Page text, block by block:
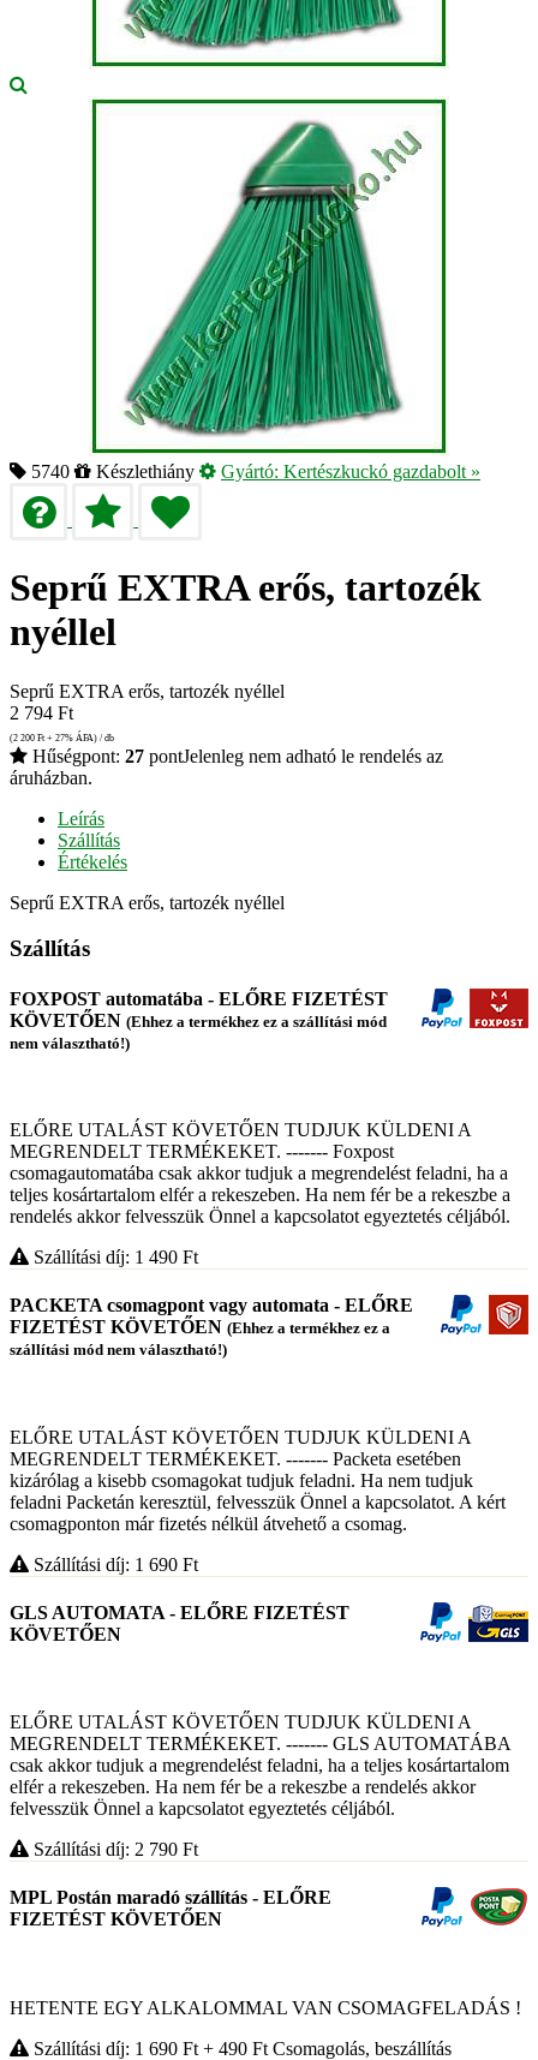
5740 Készlethiány Gyártó: Kertészkuckó gazdabolt »
Seprű EXTRA erős, tartozék
nyéllel
Seprű EXTRA erős, tartozék nyéllel
2 794 Ft
(2 200 Ft + 27% ÁFA) / db
Hűségpont: 27 pontJelenleg nem adható le rendelés az
áruházban.
Leírás
Szállítás
Értékelés
Seprű EXTRA erős, tartozék nyéllel
Szállítás
FOXPOST automatába - ELŐRE FIZETÉST
KÖVETŐEN (Ehhez a termékhez ez a szállítási mód
nem választható!)
ELŐRE UTALÁST KÖVETŐEN TUDJUK KÜLDENI A
MEGRENDELT TERMÉKEKET. ------- Foxpost
csomagautomatába csak akkor tudjuk a megrendelést feladni, ha a
teljes kosártartalom elfér a rekeszeben. Ha nem fér be a rekeszbe a
rendelés akkor felvesszük Önnel a kapcsolatot egyeztetés céljából.
Szállítási díj: 1 490 Ft
PACKETA csomagpont vagy automata - ELŐRE
FIZETÉST KÖVETŐEN (Ehhez a termékhez ez a
szállítási mód nem választható!)
ELŐRE UTALÁST KÖVETŐEN TUDJUK KÜLDENI A
MEGRENDELT TERMÉKEKET. ------- Packeta esetében
kizárólag a kisebb csomagokat tudjuk feladni. Ha nem tudjuk
feladni Packetán keresztül, felvesszük Önnel a kapcsolatot. A kért
csomagponton már fizetés nélkül átvehető a csomag.
Szállítási díj: 1 690 Ft
GLS AUTOMATA - ELŐRE FIZETÉST
KÖVETŐEN
ELŐRE UTALÁST KÖVETŐEN TUDJUK KÜLDENI A
MEGRENDELT TERMÉKEKET. ------- GLS AUTOMATÁBA
csak akkor tudjuk a megrendelést feladni, ha a teljes kosártartalom
elfér a rekeszeben. Ha nem fér be a rekeszbe a rendelés akkor
felvesszük Önnel a kapcsolatot egyeztetés céljából.
Szállítási díj: 2 790 Ft
MPL Postán maradó szállítás - ELŐRE
FIZETÉST KÖVETŐEN
HETENTE EGY ALKALOMMAL VAN CSOMAGFELADÁS !
Szállítási díj: 1 690 Ft + 490 Ft Csomagolás, beszállítás